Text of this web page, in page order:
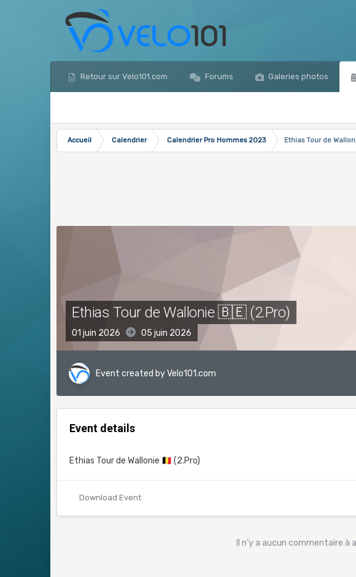
Retour sur Velo101.com Forums Galeries photos
Accueil Calendrier Calendrier Pro Hommes 2023
Ethias Tour de
Ethias Tour de Wallonie 🇧🇪 (2.Pro)
01 juin 2026 05 juin 2026
Event created byVelo101.com
Event details
Ethias Tour de Wallonie 🇧🇪 (2.Pro)
Download Event
Il n’y a aucun commentaire à